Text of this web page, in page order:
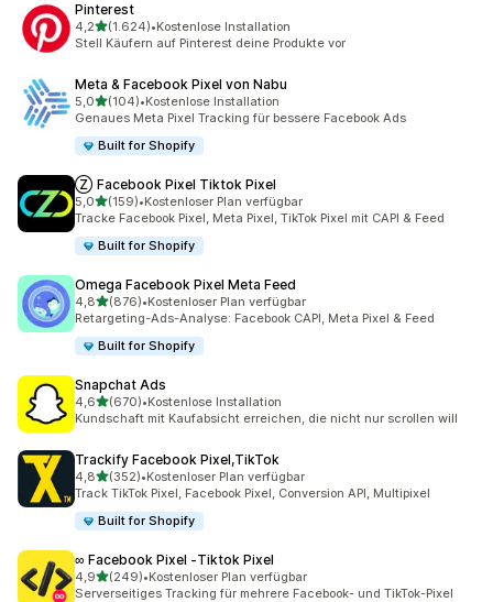
Pinterest
4,2von 5 Sternen
(1.624)
1624 Rezensionen insgesamt
•Kostenlose Installation
Stell Käufern auf Pinterest deine Produkte vor
Meta & Facebook Pixel von Nabu
5,0von 5 Sternen
(104)
104 Rezensionen insgesamt
•Kostenlose Installation
Genaues Meta Pixel Tracking für bessere Facebook Ads
Built for Shopify
Ⓩ Facebook Pixel Tiktok Pixel
5,0von 5 Sternen
(159)
159 Rezensionen insgesamt
•Kostenloser Plan verfügbar
Tracke Facebook Pixel, Meta Pixel, TikTok Pixel mit CAPI & Feed
Built for Shopify
Omega Facebook Pixel Meta Feed
4,8von 5 Sternen
(876)
876 Rezensionen insgesamt
•Kostenloser Plan verfügbar
Retargeting-Ads-Analyse: Facebook CAPI, Meta Pixel & Feed
Built for Shopify
Snapchat Ads
4,6von 5 Sternen
(670)
670 Rezensionen insgesamt
•Kostenlose Installation
Kundschaft mit Kaufabsicht erreichen, die nicht nur scrollen will
Trackify Facebook Pixel,TikTok
4,8von 5 Sternen
(352)
352 Rezensionen insgesamt
•Kostenloser Plan verfügbar
Track TikTok Pixel, Facebook Pixel, Conversion API, Multipixel
Built for Shopify
∞ Facebook Pixel ‑Tiktok Pixel
4,9von 5 Sternen
(249)
249 Rezensionen insgesamt
•Kostenloser Plan verfügbar
Serverseitiges Tracking für mehrere Facebook- und TikTok-Pixel